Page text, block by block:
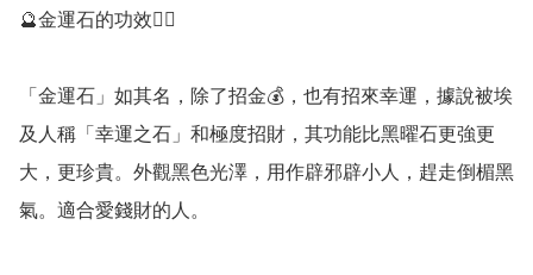
🔮金運石的功效💁‍♀️
「金運石」如其名，除了招金💰，也有招來幸運，據說被埃
及人稱「幸運之石」和極度招財，其功能比黑曜石更強更
大，更珍貴。外觀黑色光澤，用作辟邪辟小人，趕走倒楣黑
氣。適合愛錢財的人。